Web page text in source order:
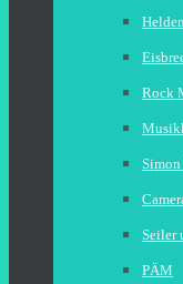
Rock
Seiler
PÄM